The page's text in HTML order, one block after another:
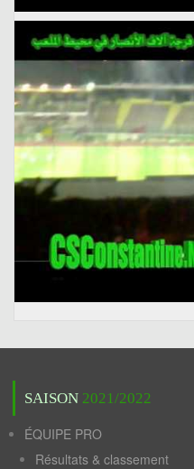
SAISON 2021/2022
ÉQUIPE PRO
Résultats & classement